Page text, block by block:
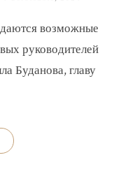
возможные
руководителей
Буданова, главу